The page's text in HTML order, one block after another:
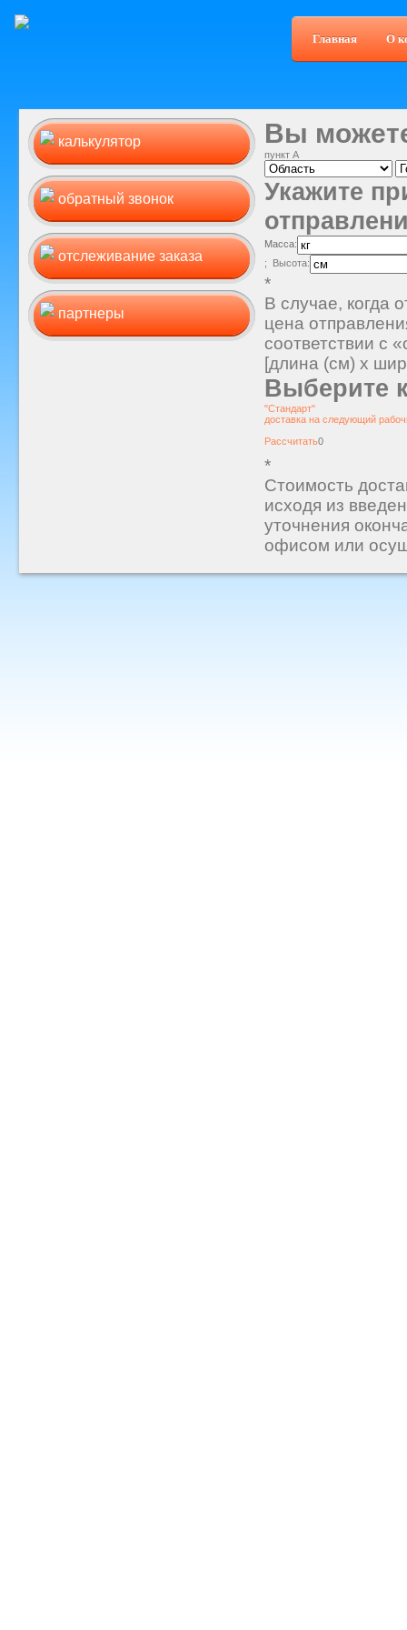
Главная О
отправления
калькулятор
оставьте свои контактные данные, и с
обратный звонок
узнайте, на каком этапе доставки
отслеживание заказа
узнайте адреса наших партнеров на
партнеры
Вы
пункт А
Укажите
Масса:
; Высота:
*
В случае, когда
цена
соответствии с
[длина (см) х
Выберите
"Стандарт"
доставка на следующий
Рассчитать0
*
Стоимость
исходя из
уточнения
офисом или